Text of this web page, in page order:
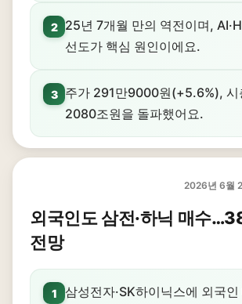
2
25년 7개월 만의 역전이며,
선도가 핵심 원인이에요.
3
주가 291만9000원(+5.6%), 시
2080조원을 돌파했어요.
2026년 6월
외국인도 삼전·하닉 매수
전망
1
삼성전자·SK하이닉스에 외국